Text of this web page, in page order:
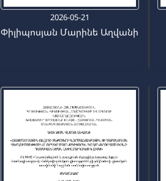
2026-05-21
Փիլիպոսյան Մարինե Աղվանի